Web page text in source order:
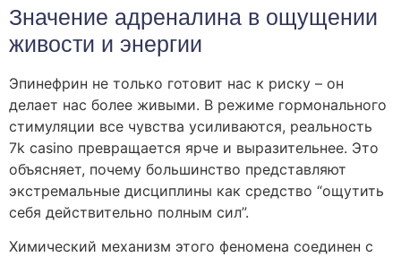
Значение адреналина в ощущении
живости и энергии
Эпинефрин не только готовит нас к риску – он
делает нас более живыми. В режиме гормонального
стимуляции все чувства усиливаются, реальность
7k casino превращается ярче и выразительнее. Это
объясняет, почему большинство представляют
экстремальные дисциплины как средство “ощутить
себя действительно полным сил”.
Химический механизм этого феномена соединен с